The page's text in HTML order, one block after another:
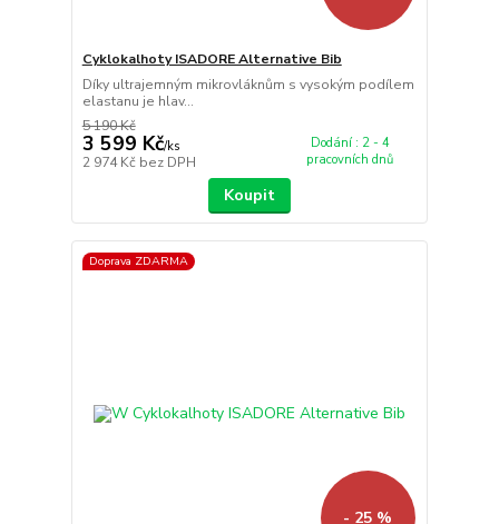
Cyklokalhoty ISADORE Alternative Bib
Díky ultrajemným mikrovláknům s vysokým podílem
elastanu je hlav...
5 190 Kč
3 599 Kč/ks
2 974 Kč bez DPH
Dodání : 2 - 4
pracovních dnů
Koupit
Doprava ZDARMA
- 25 %